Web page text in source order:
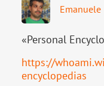
Emanuele
«Personal
https://
encyclopedias